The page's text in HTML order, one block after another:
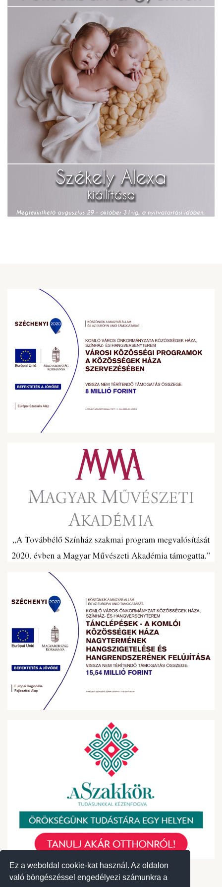
Ez a weboldal cookie-kat használ. Az oldalon
való böngészéssel engedélyezi számunkra a
Ez a weboldal cookie-kat használ. Az oldalon
való böngészéssel engedélyezi számunkra a